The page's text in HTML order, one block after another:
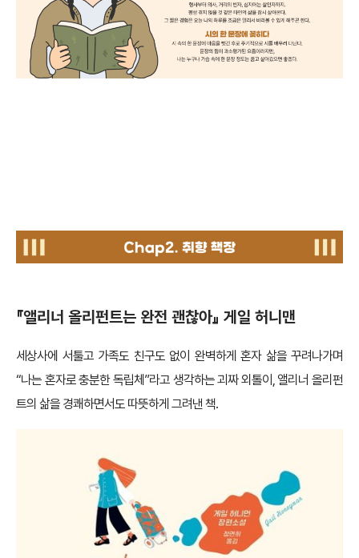
『앨리너 올리펀트는 완전 괜찮아』 게일 허니맨
세상사에 서툴고 가족도 친구도 없이 완벽하게 혼자 삶을 꾸려나가며
“나는 혼자로 충분한 독립체”라고 생각하는 괴짜 외톨이, 앨리너 올리펀
트의 삶을 경쾌하면서도 따뜻하게 그려낸 책.